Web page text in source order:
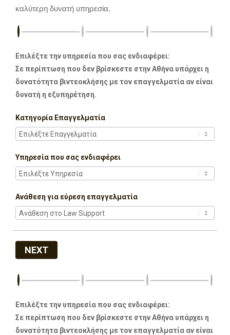
καλύτερη δυνατή υπηρεσία.
Επιλέξτε την υπηρεσία που σας ενδιαφέρει:
Σε περίπτωση που δεν βρίσκεστε στην Αθήνα υπάρχει η
δυνατότητα βιντεοκλήσης με τον επαγγελματία αν είναι
δυνατή η εξυπηρέτηση.
Κατηγορία Επαγγελματία
Υπηρεσία που σας ενδιαφέρει
Ανάθεση για εύρεση επαγγελματία
NEXT
Επιλέξτε την υπηρεσία που σας ενδιαφέρει:
Σε περίπτωση που δεν βρίσκεστε στην Αθήνα υπάρχει η
δυνατότητα βιντεοκλήσης με τον επαγγελματία αν είναι